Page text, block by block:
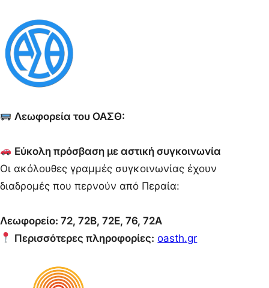
Λεωφορεία του ΟΑΣΘ:
Εύκολη πρόσβαση με αστική συγκοινωνία
Οι ακόλουθες γραμμές συγκοινωνίας έχουν
διαδρομές που περνούν από Περαία:
Λεωφορείο: 72, 72B, 72E, 76, 72A
Περισσότερες πληροφορίες: oasth.gr